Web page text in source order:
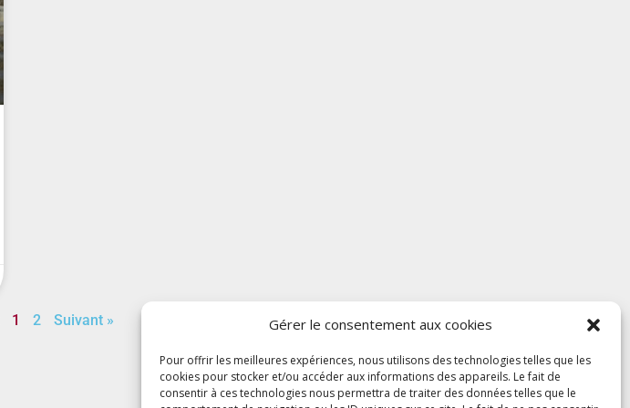
Gérer le consentement aux cookies
Pour offrir les meilleures expériences, nous utilisons des technologies telles que les
cookies pour stocker et/ou accéder aux informations des appareils. Le fait de
consentir à ces technologies nous permettra de traiter des données telles que le
1 2 Suivant »